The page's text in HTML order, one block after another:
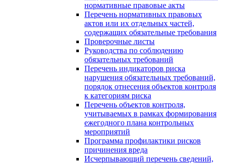
нормативные правовые акты
Перечень нормативных правовых
актов или их отдельных частей,
содержащих обязательные требования
Проверочные листы
Руководства по соблюдению
обязательных требований
Перечень индикаторов риска
нарушения обязательных требований,
порядок отнесения объектов контроля
к категориям риска
Перечень объектов контроля,
учитываемых в рамках формирования
ежегодного плана контрольных
мероприятий
Программа профилактики рисков
причинения вреда
Исчерпывающий перечень сведений,